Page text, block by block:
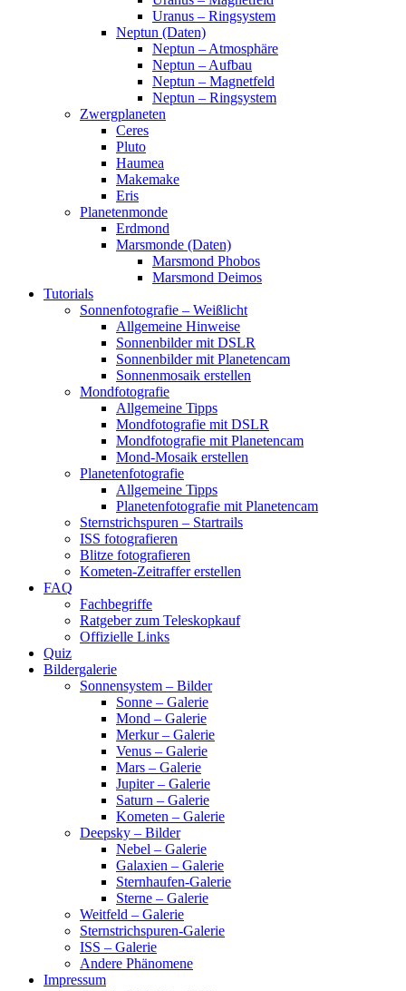
Uranus – Ringsystem
Neptun (Daten)
Neptun – Atmosphäre
Neptun – Aufbau
Neptun – Magnetfeld
Neptun – Ringsystem
Zwergplaneten
Ceres
Pluto
Haumea
Makemake
Eris
Planetenmonde
Erdmond
Marsmonde (Daten)
Marsmond Phobos
Marsmond Deimos
Tutorials
Sonnenfotografie – Weißlicht
Allgemeine Hinweise
Sonnenbilder mit DSLR
Sonnenbilder mit Planetencam
Sonnenmosaik erstellen
Mondfotografie
Allgemeine Tipps
Mondfotografie mit DSLR
Mondfotografie mit Planetencam
Mond-Mosaik erstellen
Planetenfotografie
Allgemeine Tipps
Planetenfotografie mit Planetencam
Sternstrichspuren – Startrails
ISS fotografieren
Blitze fotografieren
Kometen-Zeitraffer erstellen
FAQ
Fachbegriffe
Ratgeber zum Teleskopkauf
Offizielle Links
Quiz
Bildergalerie
Sonnensystem – Bilder
Sonne – Galerie
Mond – Galerie
Merkur – Galerie
Venus – Galerie
Mars – Galerie
Jupiter – Galerie
Saturn – Galerie
Kometen – Galerie
Deepsky – Bilder
Nebel – Galerie
Galaxien – Galerie
Sternhaufen-Galerie
Sterne – Galerie
Weitfeld – Galerie
Sternstrichspuren-Galerie
ISS – Galerie
Andere Phänomene
Impressum